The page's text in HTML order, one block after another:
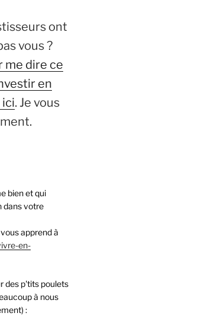
ont
vous ?
me dire ce
en
. Je vous
bien et qui
dans votre
apprend à
en-
des p'tits poulets
à nous
: